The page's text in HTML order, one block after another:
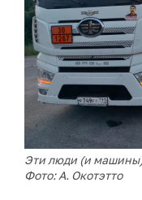
Эти люди (и
Фото: А. Окотэтто